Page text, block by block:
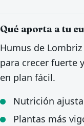
Qué aporta a tu
Humus de
para crecer fuerte
en plan fácil.
Nutrición
Plantas más